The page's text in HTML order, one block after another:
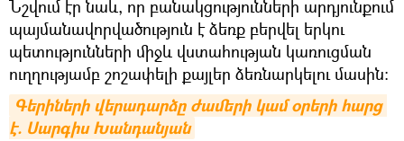
Նշվում էր նաև, որ բանակցությունների արդյունքում
պայմանավորվածություն է ձեռք բերվել երկու
պետությունների միջև վստահության կառուցման
ուղղությամբ շոշափելի քայլեր ձեռնարկելու մասին:
Գերիների վերադարձը ժամերի կամ օրերի հարց
է. Սարգիս Խանդանյան